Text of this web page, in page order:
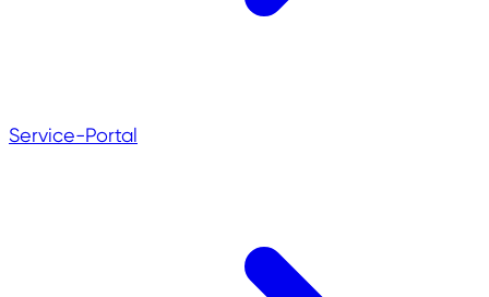
Service-Portal